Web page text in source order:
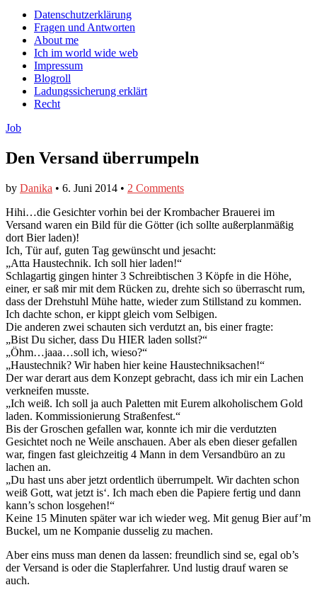
Facebook
anzeigen
Twitter
anzeigen
auf
Instagram
anzeigen
Main
menu
Skip
content
Datenschutzerklärung
Fragen und Antworten
About me
Ich im world wide web
Impressum
Blogroll
Ladungssicherung erklärt
Recht
Job
Den Versand überrumpeln
by Danika • 6. Juni 2014 • 2 Comments
Hihi…die Gesichter vorhin bei der Krombacher Brauerei im
Versand waren ein Bild für die Götter (ich sollte außerplanmäßig
dort Bier laden)!
Ich, Tür auf, guten Tag gewünscht und jesacht:
„Atta Haustechnik. Ich soll hier laden!“
Schlagartig gingen hinter 3 Schreibtischen 3 Köpfe in die Höhe,
einer, er saß mir mit dem Rücken zu, drehte sich so überrascht rum,
dass der Drehstuhl Mühe hatte, wieder zum Stillstand zu kommen.
Ich dachte schon, er kippt gleich vom Selbigen.
Die anderen zwei schauten sich verdutzt an, bis einer fragte:
„Bist Du sicher, dass Du HIER laden sollst?“
„Öhm…jaaa…soll ich, wieso?“
„Haustechnik? Wir haben hier keine Haustechniksachen!“
Der war derart aus dem Konzept gebracht, dass ich mir ein Lachen
verkneifen musste.
„Ich weiß. Ich soll ja auch Paletten mit Eurem alkoholischem Gold
laden. Kommissionierung Straßenfest.“
Bis der Groschen gefallen war, konnte ich mir die verdutzten
Gesichtet noch ne Weile anschauen. Aber als eben dieser gefallen
war, fingen fast gleichzeitig 4 Mann in dem Versandbüro an zu
lachen an.
„Du hast uns aber jetzt ordentlich überrumpelt. Wir dachten schon
weiß Gott, wat jetzt is‘. Ich mach eben die Papiere fertig und dann
kann’s schon losgehen!“
Keine 15 Minuten später war ich wieder weg. Mit genug Bier auf’m
Buckel, um ne Kompanie dusselig zu machen.
Aber eins muss man denen da lassen: freundlich sind se, egal ob’s
der Versand is oder die Staplerfahrer. Und lustig drauf waren se
auch.